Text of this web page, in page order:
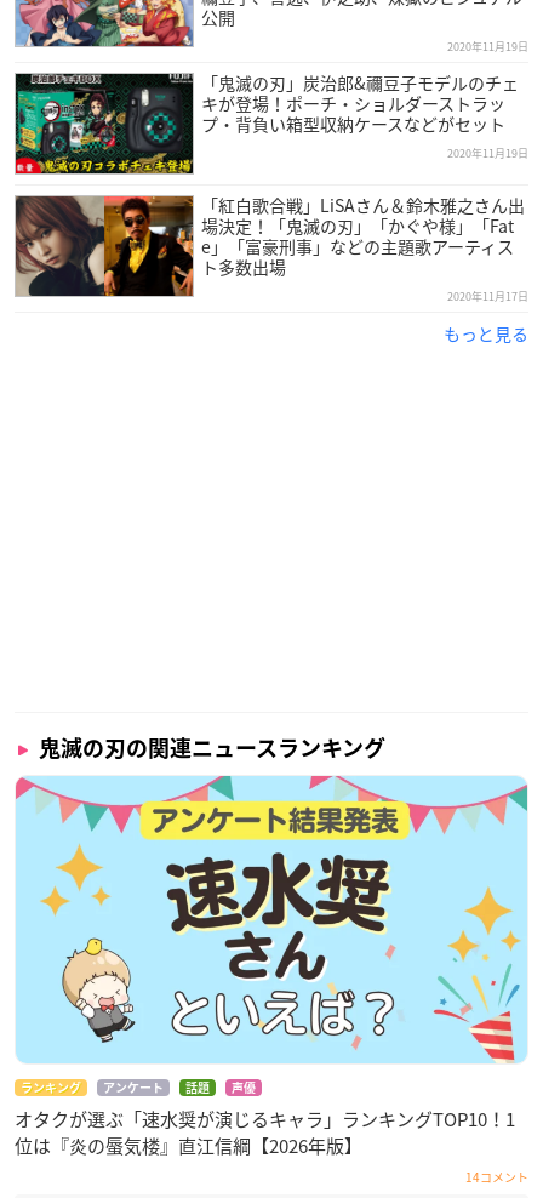
公開
2020年11月19日
「鬼滅の刃」炭治郎&禰豆子モデルのチェ
キが登場！ポーチ・ショルダーストラッ
プ・背負い箱型収納ケースなどがセット
2020年11月19日
「紅白歌合戦」LiSAさん＆鈴木雅之さん出
場決定！「鬼滅の刃」「かぐや様」「Fat
e」「富豪刑事」などの主題歌アーティス
ト多数出場
2020年11月17日
もっと見る
鬼滅の刃の関連ニュースランキング
ランキング アンケート 話題 声優
オタクが選ぶ「速水奨が演じるキャラ」ランキングTOP10！1
位は『炎の蜃気楼』直江信綱【2026年版】
14コメント